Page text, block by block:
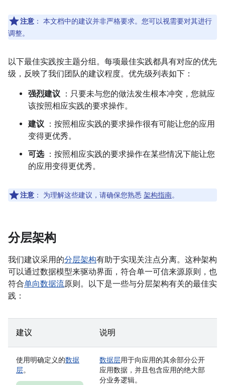
注意 ： 本文档中的建议并非严格要求。您可以视需要对其进行
调整。
以下最佳实践按主题分组。每项最佳实践都具有对应的优先
级，反映了我们团队的建议程度。优先级列表如下：
强烈建议：只要未与您的做法发生根本冲突，您就应
该按照相应实践的要求操作。
建议：按照相应实践的要求操作很有可能让您的应用
变得更优秀。
可选：按照相应实践的要求操作在某些情况下能让您
的应用变得更优秀。
注意 ： 为理解这些建议，请确保您熟悉 架构指南。
分层架构
我们建议采用的分层架构有助于实现关注点分离。这种架构
可以通过数据模型来驱动界面，符合单一可信来源原则，也
符合单向数据流原则。以下是一些与分层架构有关的最佳实
践：
建议 说明
使用明确定义的数据
层。
数据层用于向应用的其余部分公开
应用数据，并且包含应用的绝大部
分业务逻辑。